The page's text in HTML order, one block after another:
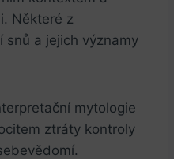
Některé z
snů a jejich významy
mytologie
ztráty kontroly